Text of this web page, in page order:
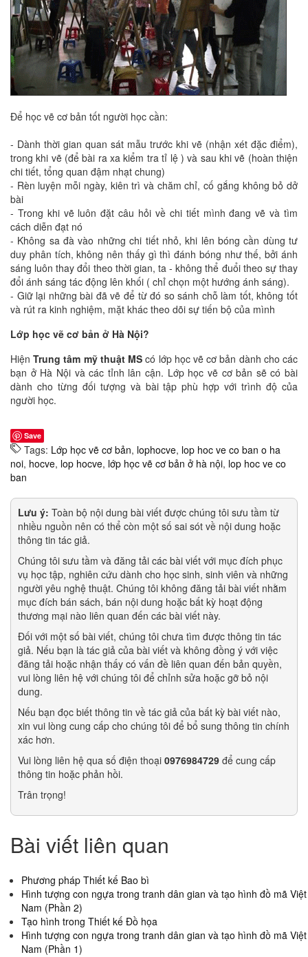
Để học vẽ cơ bản tốt người học cần:
- Dành thời gian quan sát mẫu trước khi vẽ (nhận xét đặc điểm),
trong khi vẽ (để bài ra xa kiểm tra tỉ lệ ) và sau khi vẽ (hoàn thiện
chi tiết, tổng quan đậm nhạt chung)
- Rèn luyện mỗi ngày, kiên trì và chăm chỉ, cố gắng không bỏ dở
bài
- Trong khi vẽ luôn đặt câu hỏi về chi tiết mình đang vẽ và tìm
cách diễn đạt nó
- Không sa đà vào những chi tiết nhỏ, khi lên bóng cần dùng tư
duy phân tích, không nên thấy gì thì đánh bóng như thế, bởi ánh
sáng luôn thay đổi theo thời gian, ta - không thể đuổi theo sự thay
đổi ánh sáng tác động lên khối ( chỉ chọn một hướng ánh sáng).
- Giữ lại những bài đã vẽ để từ đó so sánh chỗ làm tốt, không tốt
và rút ra kinh nghiệm, mặt khác theo dõi sự tiến bộ của mình
Lớp học vẽ cơ bản ở Hà Nội?
HiệnTrung tâm mỹ thuật MS có lớp học vẽ cơ bản dành cho các
bạn ở Hà Nội và các tỉnh lân cận. Lớp học vẽ cơ bản sẽ có bài
dành cho từng đối tượng và bài tập phù hợp với trình độ của
người học.
Save
Tags: Lớp học vẽ cơ bản, lophocve, lop hoc ve co ban o ha
noi, hocve, lop hocve, lớp học vẽ cơ bản ở hà nội, lop hoc ve co
ban
Lưu ý: Toàn bộ nội dung bài viết được chúng tôi sưu tầm từ
nhiều nguồn nên có thể còn một số sai sót về nội dung hoặc
thông tin tác giả.
Chúng tôi sưu tầm và đăng tải các bài viết với mục đích phục
vụ học tập, nghiên cứu dành cho học sinh, sinh viên và những
người yêu nghệ thuật. Chúng tôi không đăng tải bài viết nhằm
mục đích bán sách, bán nội dung hoặc bất kỳ hoạt động
thương mại nào liên quan đến các bài viết này.
Đối với một số bài viết, chúng tôi chưa tìm được thông tin tác
giả. Nếu bạn là tác giả của bài viết và không đồng ý với việc
đăng tải hoặc nhận thấy có vấn đề liên quan đến bản quyền,
vui lòng liên hệ với chúng tôi để chỉnh sửa hoặc gỡ bỏ nội
dung.
Nếu bạn đọc biết thông tin về tác giả của bất kỳ bài viết nào,
xin vui lòng cung cấp cho chúng tôi để bổ sung thông tin chính
xác hơn.
Vui lòng liên hệ qua số điện thoại 0976984729 để cung cấp
thông tin hoặc phản hồi.
Trân trọng!
Bài viết liên quan
Phương pháp Thiết kế Bao bì
Hình tượng con ngựa trong tranh dân gian và tạo hình đồ mã Việt
Nam (Phần 2)
Tạo hình trong Thiết kế Đồ họa
Hình tượng con ngựa trong tranh dân gian và tạo hình đồ mã Việt
Nam (Phần 1)